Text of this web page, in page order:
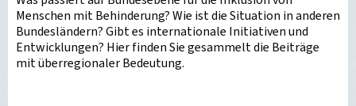
Menschen mit Behinderung? Wie ist die Situation in anderen
Bundesländern? Gibt es internationale Initiativen und
Entwicklungen? Hier finden Sie gesammelt die Beiträge
mit überregionaler Bedeutung.